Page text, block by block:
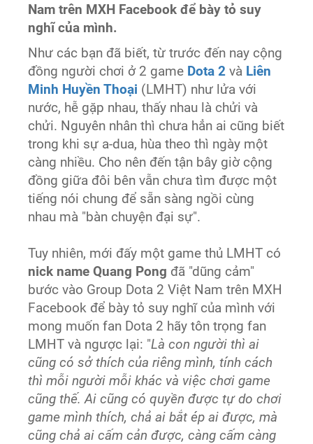
Nam trên MXH Facebook để bày tỏ suy
nghĩ của mình.
Như các bạn đã biết, từ trước đến nay cộng
đồng người chơi ở 2 game Dota 2 và Liên
Minh Huyền Thoại (LMHT) như lửa với
nước, hễ gặp nhau, thấy nhau là chửi và
chửi. Nguyên nhân thì chưa hẳn ai cũng biết
trong khi sự a-dua, hùa theo thì ngày một
càng nhiều. Cho nên đến tận bây giờ cộng
đồng giữa đôi bên vẫn chưa tìm được một
tiếng nói chung để sẵn sàng ngồi cùng
nhau mà "bàn chuyện đại sự".
Tuy nhiên, mới đấy một game thủ LMHT có
nick name Quang Pong đã "dũng cảm"
bước vào Group Dota 2 Việt Nam trên MXH
Facebook để bày tỏ suy nghĩ của mình với
mong muốn fan Dota 2 hãy tôn trọng fan
LMHT và ngược lại: "Là con người thì ai
cũng có sở thích của riêng mình, tính cách
thì mỗi người mỗi khác và việc chơi game
cũng thế. Ai cũng có quyền được tự do chơi
game mình thích, chả ai bắt ép ai được, mà
cũng chả ai cấm cản được, càng cấm càng